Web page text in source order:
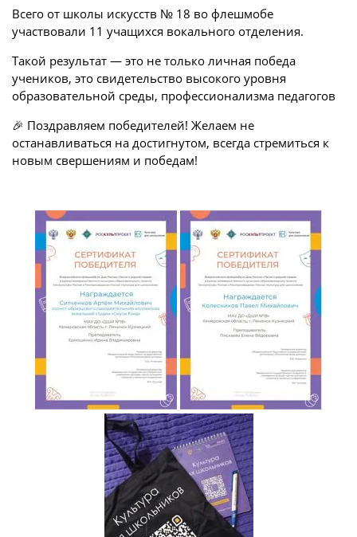
Всего от школы искусств № 18 во флешмобе
участвовали 11 учащихся вокального отделения.
Такой результат — это не только личная победа
учеников, это свидетельство высокого уровня
образовательной среды, профессионализма педагогов
🎉 Поздравляем победителей! Желаем не
останавливаться на достигнутом, всегда стремиться к
новым свершениям и победам!